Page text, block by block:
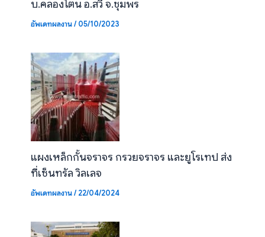
บ.คลองโตน อ.สวี จ.ชุมพร
อัพเดทผลงาน/05/10/2023
แผงเหล็กกั้นจราจร กรวยจราจร และยูโรเทป ส่ง
ที่เซ็นทรัล วิลเลจ
อัพเดทผลงาน/22/04/2024